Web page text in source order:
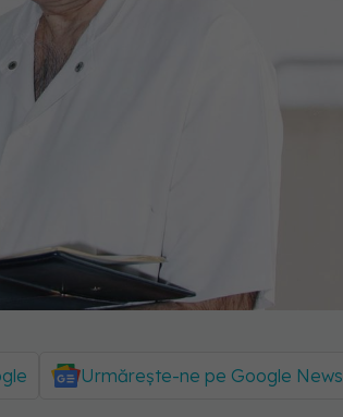
Urmărește-ne pe Google News